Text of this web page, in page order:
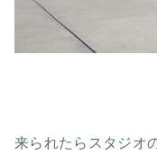
来られたらスタジオ